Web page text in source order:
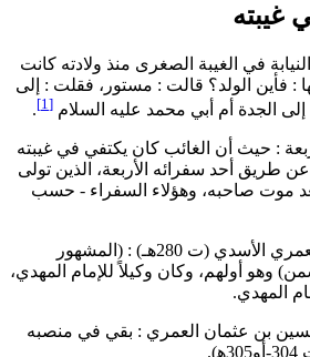
في الغيبة الصغرى منذ ولادته كانت
: فأين الولد؟ قالت : مستور، فقلت : إلى
الجدة أم أبي محمد عليه السلام
.
: حيث أن الغائب كان يكتفي في غيبته
طريق أحد سفرائه الأربعة، الذين تولى
موت صاحبه، وهؤلاء السفراء - حسب
الأول : عثمان بن سعيد العمري الأسدي (ت 280هـ) : (المشهور
وهو أولهم، وكان وكيلاً للإمام المهدي،
المهدي.
بن عثمان العمري : بقي في منصبه